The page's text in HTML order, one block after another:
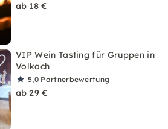
ab 18 €
VIP Wein Tasting für Gruppen in
Volkach
5,0 Partnerbewertung
ab 29 €